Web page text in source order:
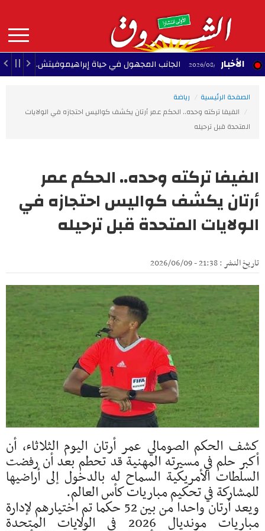
contenu
principal
MAIN
NAVIGATION الأخبار الجانب المجهول في حياة إبراهيموفيتش.. لماذا يقاطع النجم
الصفحة الرئيسية
رياضة
الفيفا تركته وحده.. الحكم عمر أرتان يكشف كواليس احتجازه في الولايات
المتحدة قبل ترحيله
الفيفا تركته وحده.. الحكم عمر
أرتان يكشف كواليس احتجازه في
الولايات المتحدة قبل ترحيله
تاريخ النشر : 21:38 - 2026/06/09
كشف الحكم الصومالي عمر أرتان اليوم الثلاثاء، أن
أكبر حلم في مسيرته المهنية قد تحطم بعد أن رفضت
السلطات الأمريكية السماح له بالدخول إلى أراضيها
للمشاركة في تحكيم مباريات كأس العالم.
ويعد أرتان واحدا من بين 52 حكما تم اختيارهم لإدارة
مباريات مونديال 2026 في الولايات المتحدة